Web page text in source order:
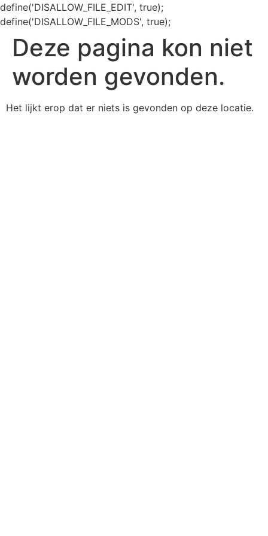
define('DISALLOW_FILE_EDIT', true);
define('DISALLOW_FILE_MODS', true);
Deze pagina kon niet
worden gevonden.
Het lijkt erop dat er niets is gevonden op deze locatie.